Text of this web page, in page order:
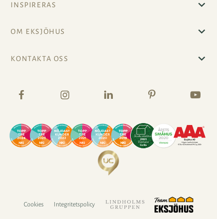
INSPIRERAS
OM EKSJÖHUS
KONTAKTA OSS
Cookies Integritetspolicy